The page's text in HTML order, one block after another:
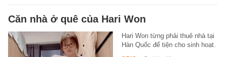
Căn nhà ở quê của Hari Won
Hari Won từng phải thuê nhà tại
Hàn Quốc để tiện cho sinh hoạt.